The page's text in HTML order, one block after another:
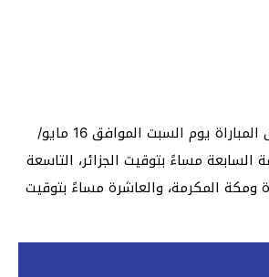
ومن المقرر أن تنطلق المباراة يوم السبت الموافق 16 مايو/
الساعة السابعة مساءً بتوقيت الجزائر، التاسعة
ومكة المكرمة، والعاشرة مساءً بتوقيت